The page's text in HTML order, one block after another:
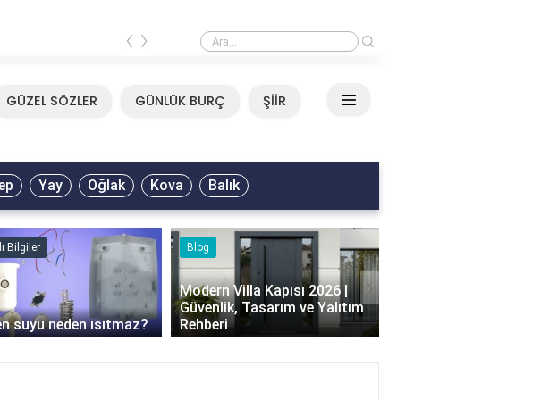
Neşet Ertaş - Yazımı Kışa Çevirdin Sözleri
‹ ›
GÜZEL SÖZLER GÜNLÜK BURÇ ŞİİR
Yay Oğlak Kova Balık
Bilgiler
suyu neden ısıtmaz?
Blog
Modern Villa Kapısı 2026 |
Güvenlik, Tasarım ve Yalıtım
Rehberi
›